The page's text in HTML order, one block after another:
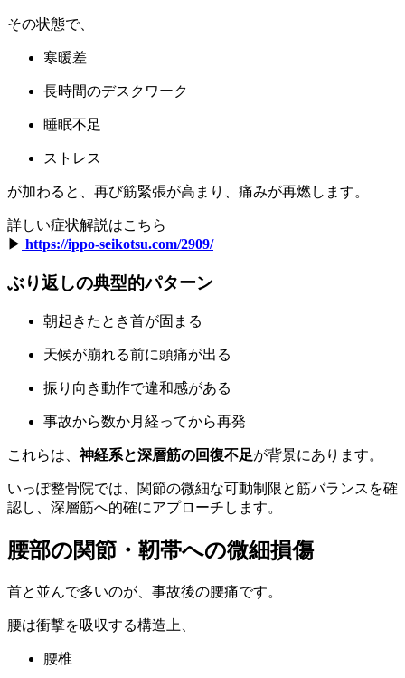
その状態で、
寒暖差
長時間のデスクワーク
睡眠不足
ストレス
が加わると、再び筋緊張が高まり、痛みが再燃します。
詳しい症状解説はこちら
▶︎ https://ippo-seikotsu.com/2909/
ぶり返しの典型的パターン
朝起きたとき首が固まる
天候が崩れる前に頭痛が出る
振り向き動作で違和感がある
事故から数か月経ってから再発
これらは、神経系と深層筋の回復不足が背景にあります。
いっぽ整骨院では、関節の微細な可動制限と筋バランスを確
認し、深層筋へ的確にアプローチします。
腰部の関節・靭帯への微細損傷
首と並んで多いのが、事故後の腰痛です。
腰は衝撃を吸収する構造上、
腰椎